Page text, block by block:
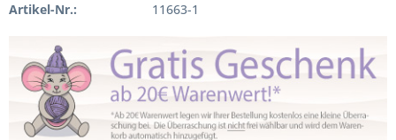
Artikel-Nr.: 11663-1